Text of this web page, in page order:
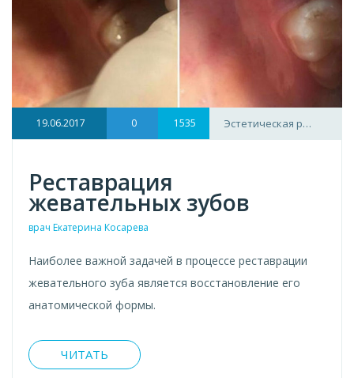
19.06.2017 0 1535 Эстетическая р…
Реставрация
жевательных зубов
врач Екатерина Косарева
Наиболее важной задачей в процессе реставрации
жевательного зуба является восстановление его
анатомической формы.
ЧИТАТЬ